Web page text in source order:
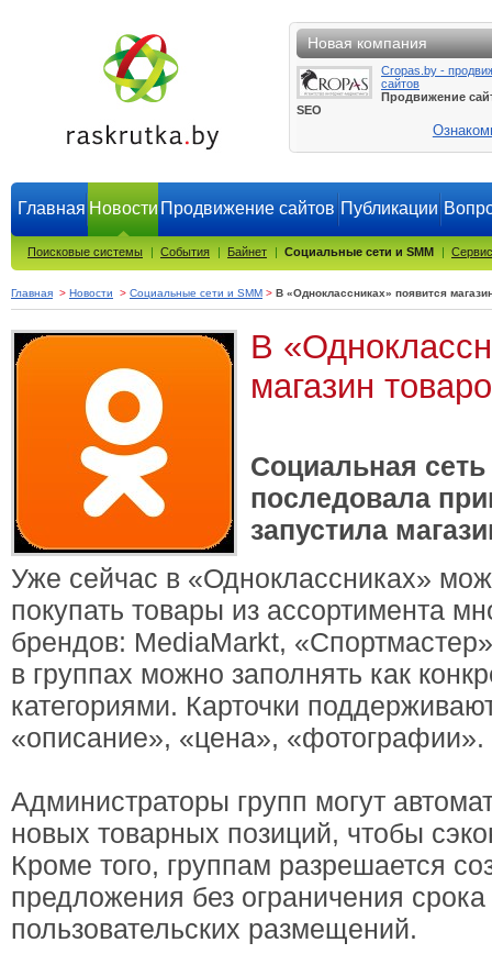
Новая компания
Cropas.by -
сайтов
Продвижение
SEO
Главная Новости Продвижение сайтов Публикации
Поисковые системы | События | Байнет | Социальные сети и SMM |
Главная > Новости > Социальные сети и SMM > В «Одноклассниках» появится
В
магазин
Социальная
последовала
запустила
Уже сейчас в «Одноклассниках»
покупать товары из ассортимента
брендов: MediaMarkt,
в группах можно заполнять как
категориями. Карточки
«описание», «цена», «фотографии».
Администраторы групп могут
новых товарных позиций, чтобы
Кроме того, группам разрешается
предложения без ограничения
пользовательских размещений.